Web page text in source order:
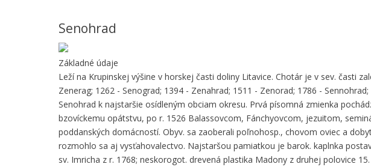
Senohrad
Základné údaje
Leží na Krupinskej výšine v horskej časti doliny Litavice. Chotár je v sev. časti
Zenerag; 1262 - Senograd; 1394 - Zenahrad; 1511 - Zenorad; 1786 -
Senohrad k najstaršie osídleným obciam okresu. Prvá písomná zmienka
bzovíckemu opátstvu, po r. 1526 Balassovcom, Fánchyovcom, jezuitom,
poddanských domácností. Obyv. sa zaoberali poľnohosp., chovom oviec a
rozmohlo sa aj vysťahovalectvo. Najstaršou pamiatkou je barok. kaplnka
sv. Imricha z r. 1768; neskorogot. drevená plastika Madony z druhej polovice